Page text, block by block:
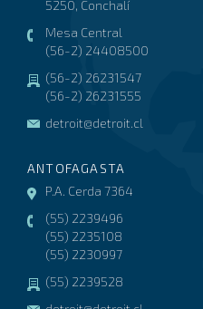
5250, Conchalí
Mesa Central
(56-2) 24408500
(56-2) 26231547
(56-2) 26231555
detroit@detroit.cl
ANTOFAGASTA
P.A. Cerda 7364
(55) 2239496
(55) 2235108
(55) 2230997
(55) 2239528